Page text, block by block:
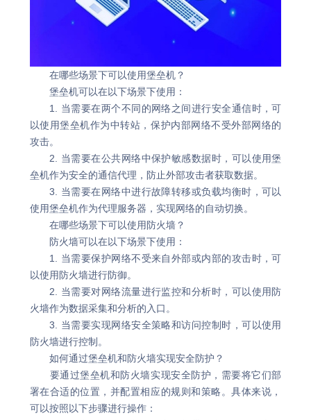
在哪些场景下可以使用堡垒机？
堡垒机可以在以下场景下使用：
1. 当需要在两个不同的网络之间进行安全通信时，可
以使用堡垒机作为中转站，保护内部网络不受外部网络的
攻击。
2. 当需要在公共网络中保护敏感数据时，可以使用堡
垒机作为安全的通信代理，防止外部攻击者获取数据。
3. 当需要在网络中进行故障转移或负载均衡时，可以
使用堡垒机作为代理服务器，实现网络的自动切换。
在哪些场景下可以使用防火墙？
防火墙可以在以下场景下使用：
1. 当需要保护网络不受来自外部或内部的攻击时，可
以使用防火墙进行防御。
2. 当需要对网络流量进行监控和分析时，可以使用防
火墙作为数据采集和分析的入口。
3. 当需要实现网络安全策略和访问控制时，可以使用
防火墙进行控制。
如何通过堡垒机和防火墙实现安全防护？
要通过堡垒机和防火墙实现安全防护，需要将它们部
署在合适的位置，并配置相应的规则和策略。具体来说，
可以按照以下步骤进行操作：